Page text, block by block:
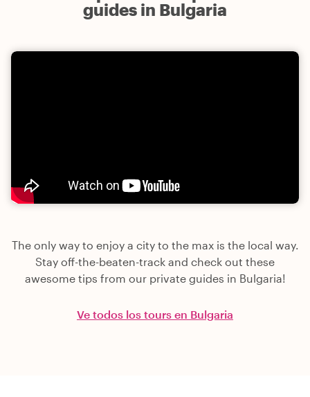
guides in Bulgaria
The only way to enjoy a city to the max is the local way.
Stay off-the-beaten-track and check out these
awesome tips from our private guides in Bulgaria!
Ve todos los tours en Bulgaria